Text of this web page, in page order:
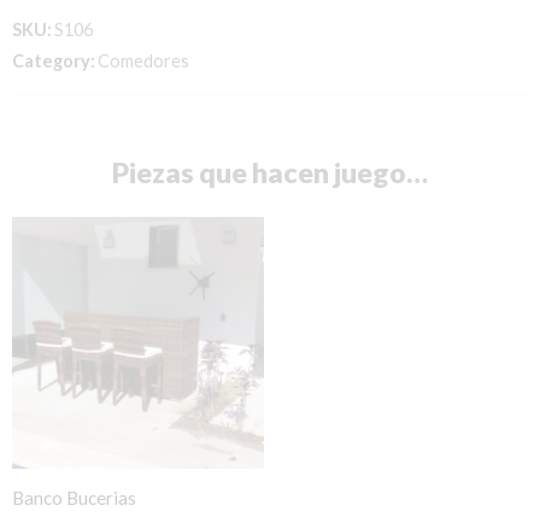
SKU: S106
Category: Comedores
Piezas que hacen juego…
Banco Bucerias